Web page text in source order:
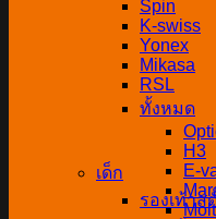
Spin
K-swiss
Yonex
Mikasa
RSL
ทั้งหมด
H3
E-
เด็ก
รองเท้าส